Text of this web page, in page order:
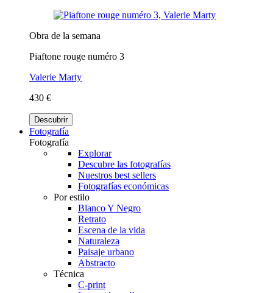
Obra de la semana
Piaftone rouge numéro 3
Valerie Marty
430 €
Descubrir
Fotografía
Fotografía
Explorar
Descubre las fotografías
Nuestros best sellers
Fotografías económicas
Por estilo
Blanco Y Negro
Retrato
Escena de la vida
Naturaleza
Paisaje urbano
Abstracto
Técnica
C-print